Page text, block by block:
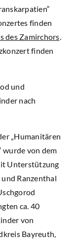
finden
des Zamirchors
finden
und
nach
„Humanitären
wurde von dem
Unterstützung
Ranzenthal
ca. 40
von
Bayreuth,